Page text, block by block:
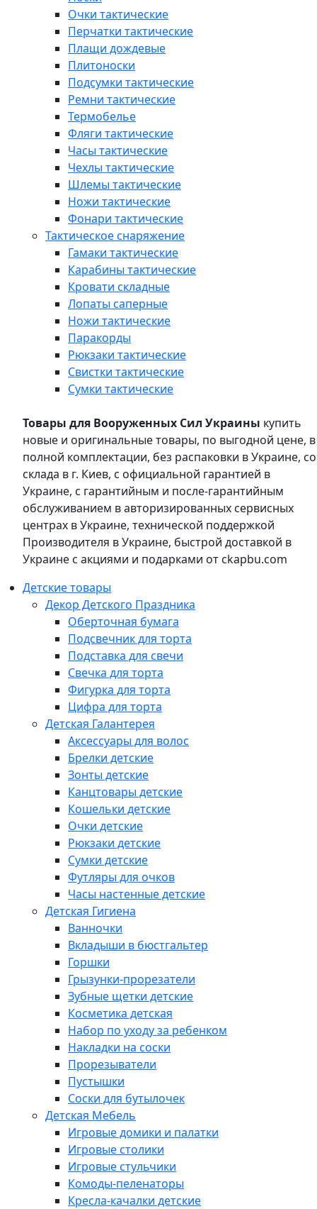
Очки тактические
Перчатки тактические
Плащи дождевые
Плитоноски
Подсумки тактические
Ремни тактические
Термобелье
Фляги тактические
Часы тактические
Чехлы тактические
Шлемы тактические
Ножи тактические
Фонари тактические
Тактическое снаряжение
Гамаки тактические
Карабины тактические
Кровати складные
Лопаты саперные
Ножи тактические
Паракорды
Рюкзаки тактические
Свистки тактические
Сумки тактические
Товары для Вооруженных Сил Украины купить
новые и оригинальные товары, по выгодной цене, в
полной комплектации, без распаковки в Украине, со
склада в г. Киев, с официальной гарантией в
Украине, с гарантийным и после-гарантийным
обслуживанием в авторизированных сервисных
центрах в Украине, технической поддержкой
Производителя в Украине, быстрой доставкой в
Украине с акциями и подарками от ckapbu.com
Детские товары
Декор Детского Праздника
Оберточная бумага
Подсвечник для торта
Подставка для свечи
Свечка для торта
Фигурка для торта
Цифра для торта
Детская Галантерея
Аксессуары для волос
Брелки детские
Зонты детские
Канцтовары детские
Кошельки детские
Очки детские
Рюкзаки детские
Сумки детские
Футляры для очков
Часы настенные детские
Детская Гигиена
Ванночки
Вкладыши в бюстгальтер
Горшки
Грызунки-прорезатели
Зубные щетки детские
Косметика детская
Набор по уходу за ребенком
Накладки на соски
Прорезыватели
Пустышки
Соски для бутылочек
Детская Мебель
Игровые домики и палатки
Игровые столики
Игровые стульчики
Комоды-пеленаторы
Кресла-качалки детские